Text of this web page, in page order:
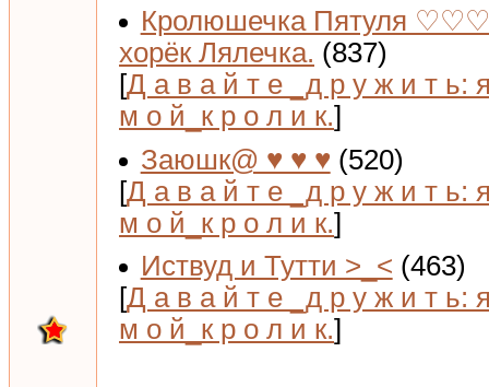
Кролюшечка Пятуля
хорёк Лялечка. (837)
[Д а в а й т е _д р у ж и т ь:
м о й_к р о л и к.]
Заюшк@ ♥ ♥ ♥ (520)
[Д а в а й т е _д р у ж и т ь:
м о й_к р о л и к.]
Иствуд и Тутти >_< (463)
[Д а в а й т е _д р у ж и т ь:
м о й_к р о л и к.]